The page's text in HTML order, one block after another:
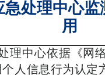
急处理中心
用
理中心依据《网
个人信息行为认